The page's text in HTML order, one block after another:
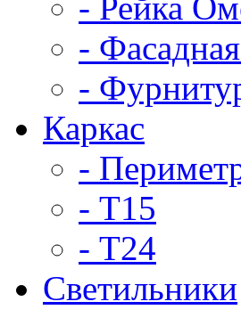
-
-
Каркас
-
- Т15
- Т24
Светильники